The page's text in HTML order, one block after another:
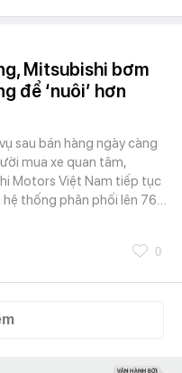
Mitsubishi bơm
để ‘nuôi’ hơn
sau bán hàng ngày càng
mua xe quan tâm,
Motors Việt Nam tiếp tục
thống phân phối lên 76…
0